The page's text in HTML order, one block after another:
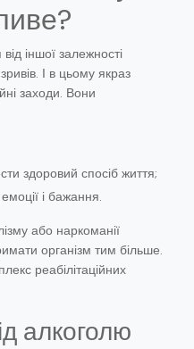
іншої залежності
І в цьому якраз
заходи. Вони
здоровий спосіб життя;
і бажання.
або наркоманії
організм тим більше.
реабілітаційних
алкоголю